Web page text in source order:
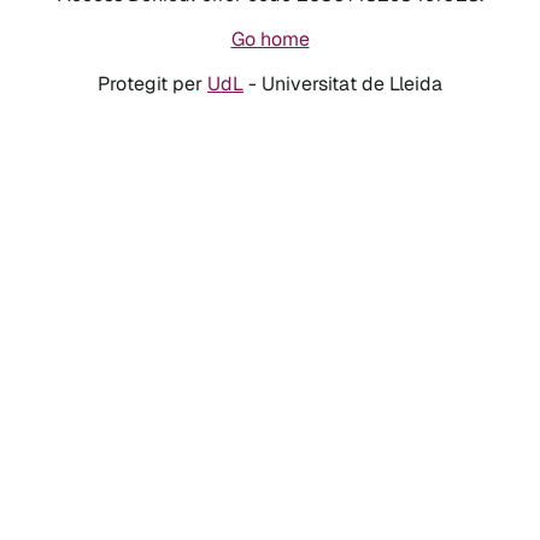
Go home
Protegit per UdL- Universitat de Lleida